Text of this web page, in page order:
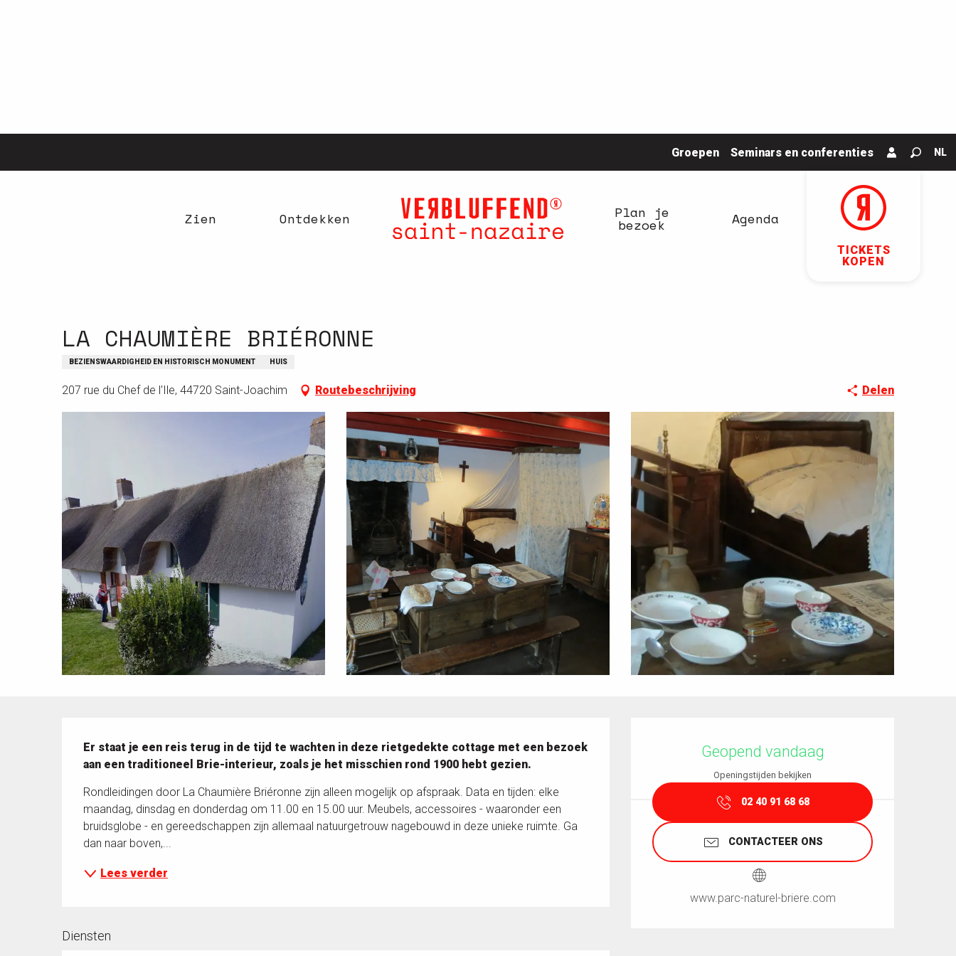
Groepen Seminars en conferenties
Zoek
NL
TICKETS
KOPEN
Zien Ontdekken Plan je
bezoek Agenda
LA CHAUMIÈRE BRIÉRONNE
BEZIENSWAARDIGHEID EN HISTORISCH MONUMENT HUIS
207 rue du Chef de l'Ile, 44720 Saint-Joachim Routebeschrijving Delen
Geopend vandaag
Openingstijden bekijken
02 40 91 68 68
CONTACTEER ONS
www.parc-naturel-briere.com
Er staat je een reis terug in de tijd te wachten in deze rietgedekte cottage met een bezoek
aan een traditioneel Brie-interieur, zoals je het misschien rond 1900 hebt gezien.
Rondleidingen door La Chaumière Briéronne zijn alleen mogelijk op afspraak. Data en tijden: elke
maandag, dinsdag en donderdag om 11.00 en 15.00 uur. Meubels, accessoires - waaronder een
bruidsglobe - en gereedschappen zijn allemaal natuurgetrouw nagebouwd in deze unieke ruimte. Ga
dan naar boven,...
Lees verder
Diensten